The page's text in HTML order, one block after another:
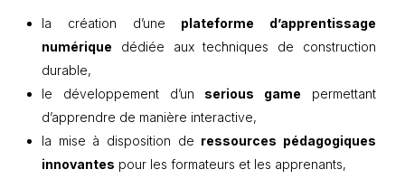
la création d’une plateforme d’apprentissage
numérique dédiée aux techniques de construction
durable,
le développement d’un serious game permettant
d’apprendre de manière interactive,
la mise à disposition de ressources pédagogiques
innovantes pour les formateurs et les apprenants,